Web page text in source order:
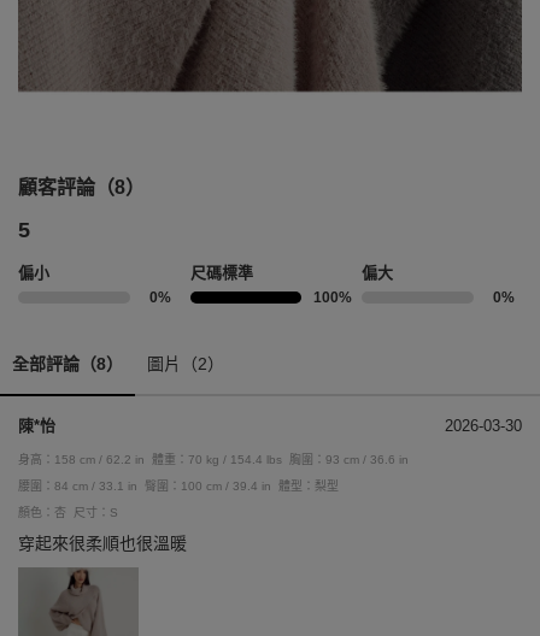
顧客評論（8）
5
偏小
0%
尺碼標準
100%
偏大
0%
全部評論（8） 圖片（2）
陳*怡 2026-03-30
身高：158 cm / 62.2 in 體重：70 kg / 154.4 lbs
胸圍：93 cm / 36.6 in
腰圍：84 cm / 33.1 in
臀圍：100 cm / 39.4 in
體型：梨型
顏色：杏
尺寸：S
穿起來很柔順也很溫暖